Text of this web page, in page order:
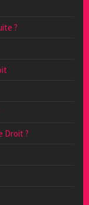
?
Droit ?